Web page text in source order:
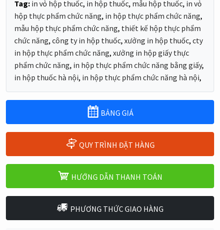
Tag: in vỏ hộp thuốc, in hộp thuốc, mẫu hộp thuốc, in vỏ
hộp thực phẩm chức năng, in hộp thực phẩm chức năng,
mẫu hộp thực phẩm chức năng, thiết kế hộp thực phẩm
chức năng, công ty in hộp thuốc, xưởng in hộp thuốc, cty
in hộp thực phẩm chức năng, xưởng in hộp giấy thực
phẩm chức năng, in hộp thực phẩm chức năng bằng giấy,
in hộp thuốc hà nội, in hộp thực phẩm chức năng hà nội,
BẢNG GIÁ
QUY TRÌNH ĐẶT HÀNG
HƯỚNG DẪN THANH TOÁN
PHƯƠNG THỨC GIAO HÀNG